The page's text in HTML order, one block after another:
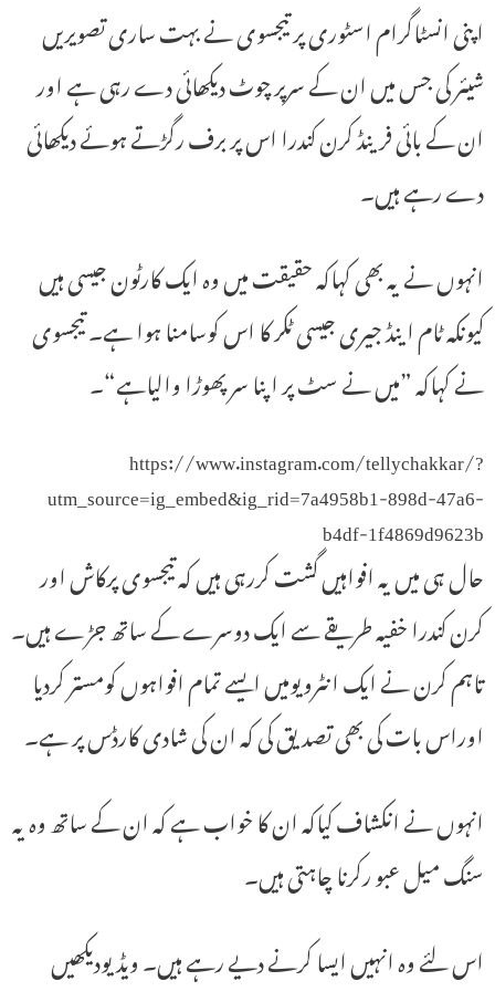
اپنی انسٹاگرام اسٹوری پر تیجسوی نے بہت ساری تصویریں
شیئر کی جس میں ان کے سرپر چوٹ دیکھائی دے رہی ہے اور
ان کے بائی فرینڈ کرن کندرا اس پر برف رگڑتے ہوئے دیکھائی
دے رہے ہیں۔
انہوں نے یہ بھی کہاکہ حقیقت میں وہ ایک کارٹون جیسی ہیں
کیونکہ ٹام اینڈ جیری جیسی ٹکر کا اس کوسامنا ہوا ہے۔ تیجسوی
نے کہاکہ ”میں نے سٹ پر اپنا سر پھوڑا والیاہے“۔
https://www.instagram.com/tellychakkar/?
utm_source=ig_embed&ig_rid=7a4958b1-898d-47a6-
b4df-1f4869d9623b
حال ہی میں یہ افواہیں گشت کررہی ہیں کہ تیجسوی پرکاش اور
کرن کندرا خفیہ طریقے سے ایک دوسرے کے ساتھ جڑے ہیں۔
تاہم کرن نے ایک انٹرویومیں ایسے تمام افواہوں کومستر کردیا
اوراس بات کی بھی تصدیق کی کہ ان کی شادی کارڈس پر ہے۔
انہوں نے انکشاف کیاکہ ان کا خواب ہے کہ ان کے ساتھ وہ یہ
سنگ میل عبو رکرنا چاہتی ہیں۔
اس لئے وہ انہیں ایسا کرنے دیے رہے ہیں۔ ویڈیودیکھیں